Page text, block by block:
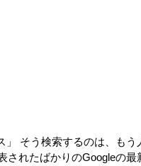
」 そう検索するのは、もう
れたばかりのGoogleの最